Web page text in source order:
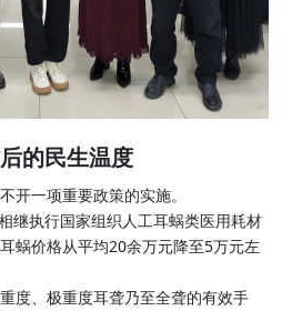
的民生温度
开一项重要政策的实施。
继执行国家组织人工耳蜗类医用耗材
蜗价格从平均20余万元降至5万元左
度、极重度耳聋乃至全聋的有效手